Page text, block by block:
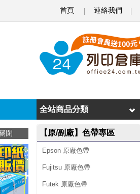
首頁 連絡我們
閉
銀
機
帶
全站商品分類
【原/副廠】色帶專區
Epson 原廠色帶
Fujitsu 原廠色帶
Futek 原廠色帶